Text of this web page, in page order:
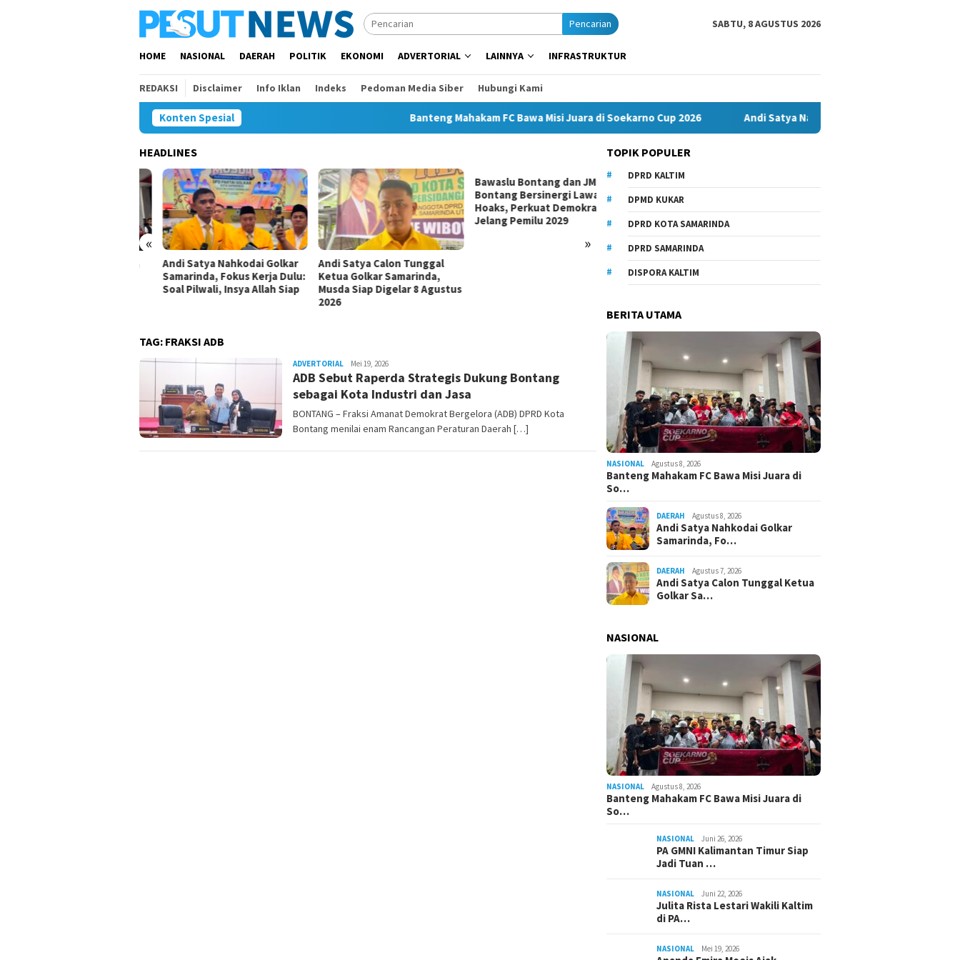
Pencarian SABTU, 8 AGUSTUS 2026
HOME NASIONAL DAERAH POLITIK EKONOMI ADVERTORIAL LAINNYA INFRASTRUKTUR
REDAKSI Disclaimer Info Iklan Indeks Pedoman Media Siber Hubungi Kami
Konten Spesial Banteng Mahakam FC Bawa Misi Juara di Soekarno Cup 2026 Andi Satya Nahkodai Golkar Samarinda, Fokus
HEADLINES
« »
Andi Satya Nahkodai Golkar
Samarinda, Fokus Kerja Dulu:
Soal Pilwali, Insya Allah Siap
Andi Satya Calon Tunggal
Ketua Golkar Samarinda,
Musda Siap Digelar 8 Agustus
Bawaslu Bontang dan JMSI
Bontang Bersinergi Lawan
Hoaks, Perkuat Demokrasi
Jelang Pemilu 2029
Komisi IV Tunggu Hasil
Investigasi Satgas soal
Dugaan Pelanggaran SPMB
Banteng Mahakam FC Bawa
TAG: FRAKSI ADB
ADVERTORIAL Admin
Pesut
Mei 19, 2026
ADB Sebut Raperda Strategis Dukung Bontang
sebagai Kota Industri dan Jasa
BONTANG – Fraksi Amanat Demokrat Bergelora (ADB) DPRD Kota
Bontang menilai enam Rancangan Peraturan Daerah […]
TOPIK POPULER
DPRD KALTIM
DPMD KUKAR
DPRD KOTA SAMARINDA
DPRD SAMARINDA
DISPORA KALTIM
BERITA UTAMA
NASIONAL Agustus 8, 2026
Banteng Mahakam FC Bawa Misi Juara di
So…
DAERAH Agustus 8, 2026
Andi Satya Nahkodai Golkar
Samarinda, Fo…
DAERAH Agustus 7, 2026
Andi Satya Calon Tunggal Ketua
Golkar Sa…
NASIONAL
NASIONAL Agustus 8, 2026
Banteng Mahakam FC Bawa Misi Juara di
So…
NASIONAL Juni 26, 2026
PA GMNI Kalimantan Timur Siap
Jadi Tuan …
NASIONAL Juni 22, 2026
Julita Rista Lestari Wakili Kaltim
di PA…
NASIONAL Mei 19, 2026